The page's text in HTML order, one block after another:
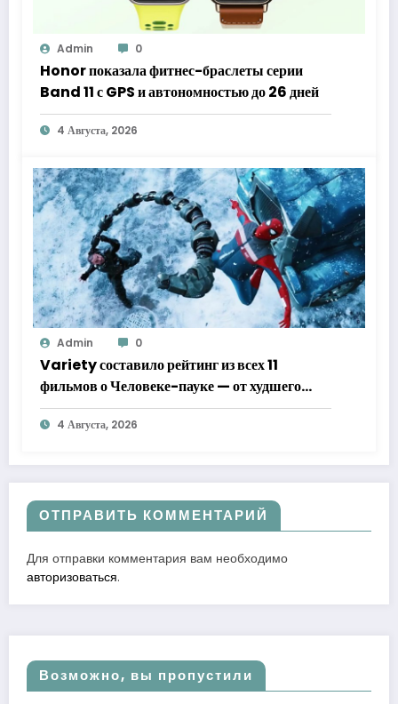
Admin 0
Honor показала фитнес-браслеты серии
Band 11 с GPS и автономностью до 26 дней
4 Августа, 2026
Admin 0
Variety составило рейтинг из всех 11
фильмов о Человеке-пауке — от худшего
к лучшему
4 Августа, 2026
ОТПРАВИТЬ КОММЕНТАРИЙ
Для отправки комментария вам необходимо
авторизоваться.
Возможно, вы пропустили